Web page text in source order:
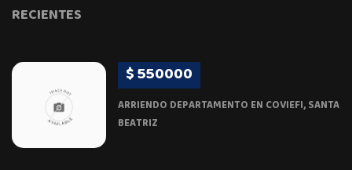
RECIENTES
$ 550000
ARRIENDO DEPARTAMENTO EN COVIEFI, SANTA
BEATRIZ